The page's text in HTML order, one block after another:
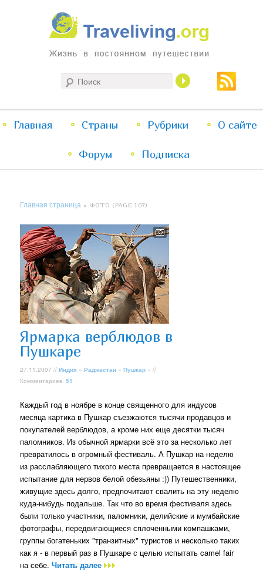
Traveliving
Жизнь в постоянном путешествии
меню
Перейти
к
Перейти
к
Главная Страны Рубрики О сайте
Форум Подписка
Главная страница » ФОТО (PAGE 107)
Ярмарка верблюдов в
Пушкаре
27.11.2007 //Индия »Раджастан »Пушкар » //
Комментариев:51
Каждый год в ноябре в конце священного для индусов
месяца картика в Пушкар съезжаются тысячи продавцов и
покупателей верблюдов, а кроме них еще десятки тысяч
паломников. Из обычной ярмарки всё это за несколько лет
превратилось в огромный фестиваль. А Пушкар на неделю
из расслабляющего тихого места превращается в настоящее
испытание для нервов белой обезьяны :)) Путешественники,
живущие здесь долго, предпочитают свалить на эту неделю
куда-нибудь подальше. Так что во время фестиваля здесь
были только участники, паломники, делийские и мумбайские
фотографы, передвигающиеся сплоченными компашками,
группы богатеньких "транзитных" туристов и несколько таких
как я - в первый раз в Пушкаре с целью испытать camel fair
на себе.Читать далее